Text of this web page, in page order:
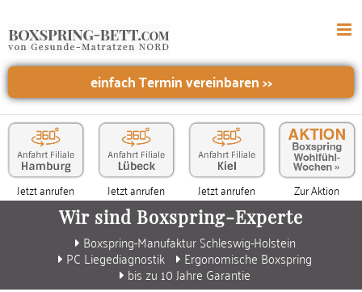
einfach Termin vereinbaren>>
Jetzt anrufen Jetzt anrufen Jetzt anrufen Zur Aktion
Wir sind Boxspring-Experte
Boxspring-Manufaktur Schleswig-Holstein
PC Liegediagnostik Ergonomische Boxspring
bis zu 10 Jahre Garantie